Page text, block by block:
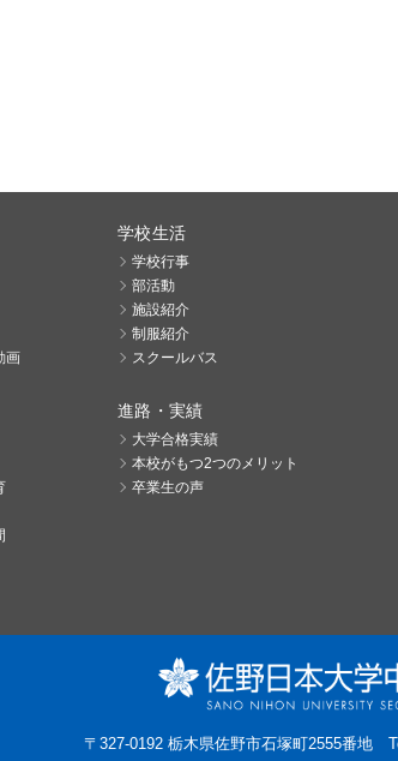
画
学校生活
学校行事
部活動
施設紹介
制服紹介
スクールバス
進路・実績
大学合格実績
本校がもつ2つのメリット
卒業生の声
〒327-0192 栃木県佐野市石塚町2555番地